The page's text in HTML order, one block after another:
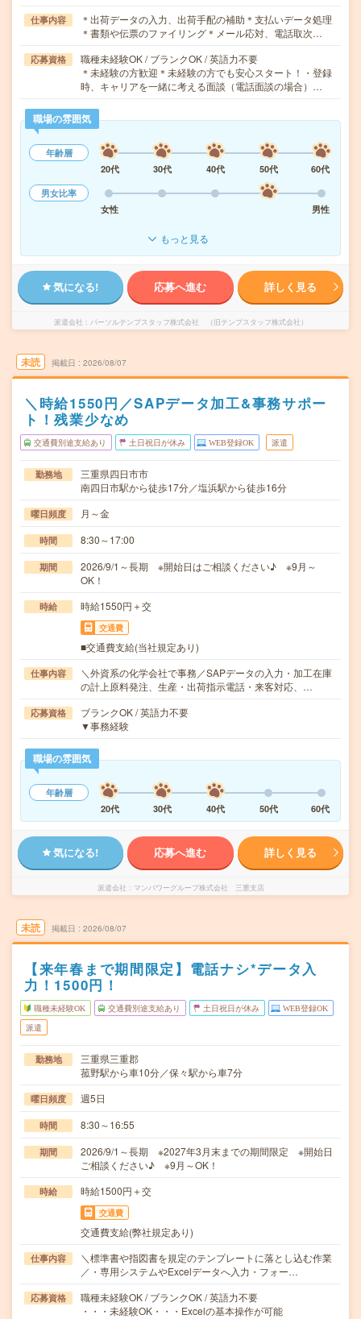
仕事内容
＊出荷データの入力、出荷手配の補助＊支払いデータ処理
＊書類や伝票のファイリング＊メール応対、電話取次…
応募資格
職種未経験OK / ブランクOK / 英語力不要
＊未経験の方歓迎＊未経験の方でも安心スタート！・登録
時、キャリアを一緒に考える面談（電話面談の場合）…
職場の雰囲気
年齢層
20代
30代 40代 50代
60代
男女比率
女性
男性
もっと見る
気になる! 応募へ進む 詳しく見る
派遣会社 パーソルテンプスタッフ株式会社 （旧テンプスタッフ株式会社）
未読 掲載日 2026/08/07
＼時給1550円／SAPデータ加工&事務サポー
ト！残業少なめ
交通費別途支給あり 土日祝日が休み WEB登録OK 派遣
勤務地
三重県四日市市
南四日市駅から徒歩17分／塩浜駅から徒歩16分
曜日頻度 月～金
時間 8:30～17:00
期間
2026/9/1～長期 ※開始日はご相談ください♪ ※9月～
OK！
時給 時給1550円＋交
交通費
■交通費支給(当社規定あり)
仕事内容
＼外資系の化学会社で事務／SAPデータの入力・加工在庫
の計上原料発注、生産・出荷指示電話・来客対応、…
応募資格
ブランクOK / 英語力不要
▼事務経験
職場の雰囲気
年齢層
20代
30代 40代 50代 60代
気になる! 応募へ進む 詳しく見る
派遣会社 マンパワーグループ株式会社 三重支店
未読 掲載日 2026/08/07
【来年春まで期間限定】電話ナシ*データ入
力！1500円！
職種未経験OK 交通費別途支給あり 土日祝日が休み WEB登録OK
派遣
勤務地
三重県三重郡
菰野駅から車10分／保々駅から車7分
曜日頻度 週5日
時間 8:30～16:55
期間
2026/9/1～長期 ※2027年3月末までの期間限定 ※開始日
ご相談ください♪ ※9月～OK！
時給 時給1500円＋交
交通費
交通費支給(弊社規定あり)
仕事内容
＼標準書や指図書を規定のテンプレートに落とし込む作業
／・専用システムやExcelデータへ入力・フォー…
応募資格
職種未経験OK / ブランクOK / 英語力不要
・・・未経験OK・・・Excelの基本操作が可能